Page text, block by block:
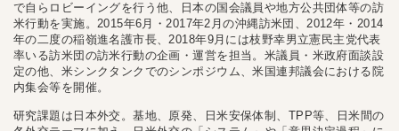
で自らロビーイングを行う他、日本の国会議員や地方公共団体等の訪
米行動を実施。2015年6月・2017年2月の沖縄訪米団、2012年・2014
年の二度の稲嶺進名護市長、2018年9月には枝野幸男立憲民主党代表
率いる訪米団の訪米行動の企画・運営を担当。米議員・米政府面談設
定の他、米シンクタンクでのシンポジウム、米国連邦議会における院
内集会等を開催。
研究課題は日本外交。基地、原発、日米安保体制、TPP等、日米間の